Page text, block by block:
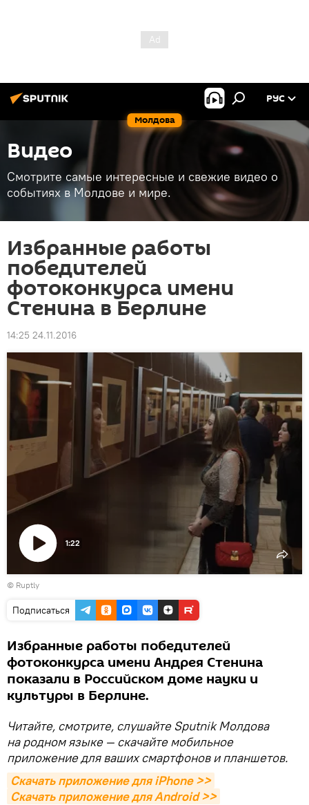
Молдова
РУС
Видео
Смотрите самые интересные и свежие видео о
событиях в Молдове и мире.
Избранные работы
победителей
фотоконкурса имени
Стенина в Берлине
14:25 24.11.2016
Воспроизвести
видео
1:22
© Ruptly
Подписаться
Избранные работы победителей
фотоконкурса имени Андрея Стенина
показали в Российском доме науки и
культуры в Берлине.
Читайте, смотрите, слушайте Sputnik Молдова
на родном языке — скачайте мобильное
приложение для ваших смартфонов и планшетов.
Скачать приложение для iPhone >>
Скачать приложение для Android >>